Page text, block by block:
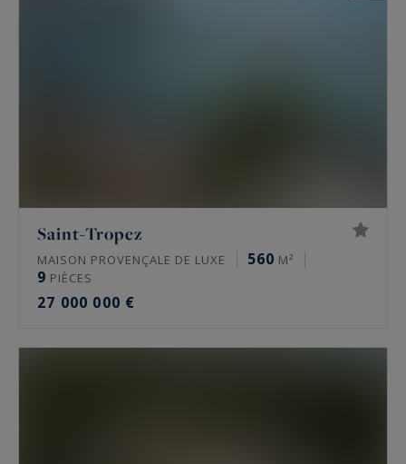
Saint-Tropez
MAISON PROVENÇALE DE LUXE 560 M²
9 PIÈCES
27 000 000 €